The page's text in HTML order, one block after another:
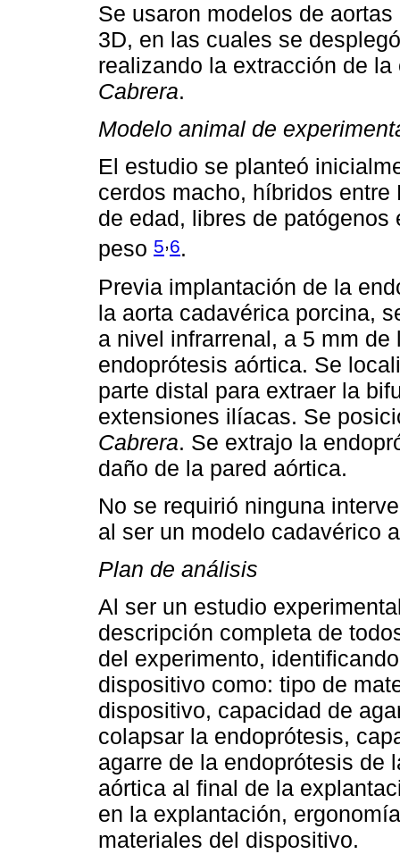
Se usaron modelos de
3D, en las cuales se
realizando la extracción de
Cabrera.
Modelo animal de
El estudio se planteó
cerdos macho, híbridos
de edad, libres de
peso 5,6.
Previa implantación de la
la aorta cadavérica porcina,
a nivel infrarrenal, a 5 mm
endoprótesis aórtica. Se
parte distal para extraer la
extensiones ilíacas. Se
Cabrera. Se extrajo la
daño de la pared aórtica.
No se requirió ninguna
al ser un modelo cadavérico
Plan de análisis
Al ser un estudio
descripción completa de
del experimento,
dispositivo como: tipo de
dispositivo, capacidad de
colapsar la endoprótesis,
agarre de la endoprótesis de
aórtica al final de la
en la explantación,
materiales del dispositivo.